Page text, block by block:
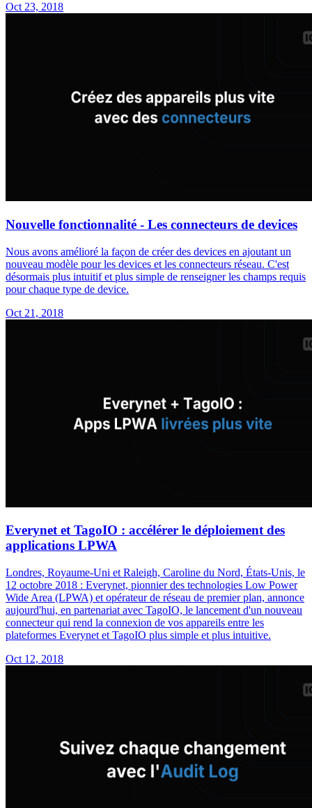
Oct 23, 2018
Nouvelle fonctionnalité - Les connecteurs de devices
Nous avons amélioré la façon de créer des devices en ajoutant un
nouveau modèle pour les devices et les connecteurs réseau. C'est
désormais plus intuitif et plus simple de renseigner les champs requis
pour chaque type de device.
Oct 21, 2018
Everynet et TagoIO : accélérer le déploiement des
applications LPWA
Londres, Royaume-Uni et Raleigh, Caroline du Nord, États-Unis, le
12 octobre 2018 : Everynet, pionnier des technologies Low Power
Wide Area (LPWA) et opérateur de réseau de premier plan, annonce
aujourd'hui, en partenariat avec TagoIO, le lancement d'un nouveau
connecteur qui rend la connexion de vos appareils entre les
plateformes Everynet et TagoIO plus simple et plus intuitive.
Oct 12, 2018